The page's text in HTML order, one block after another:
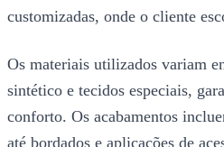
customizadas, onde o cliente
Os materiais utilizados variam
sintético e tecidos especiais,
conforto. Os acabamentos
até bordados e aplicações de